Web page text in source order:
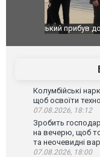
"Вони воюють,
Чернівцях
зневажливих
Колумбійські
щоб освоїти
07.08.2026, 18:12
Зробить
на вечерю, щоб
та неочевидні
07.08.2026, 18:00